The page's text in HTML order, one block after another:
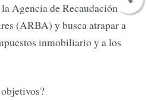
Agencia de Recaudación de
(ARBA) y busca atrapar a
inmobiliario y a los